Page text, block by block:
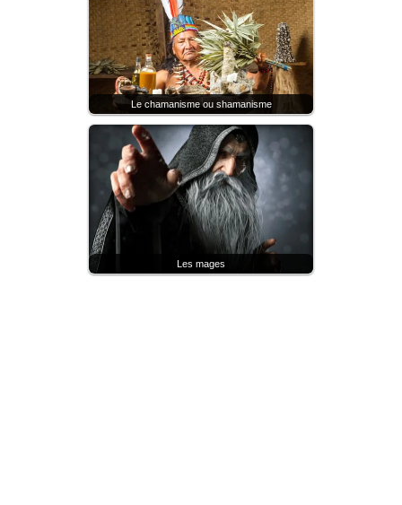
Le chamanisme ou shamanisme
Les mages